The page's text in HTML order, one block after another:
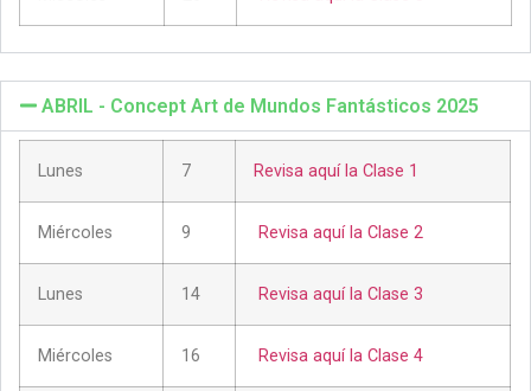
ABRIL - Concept Art de Mundos Fantásticos 2025
Lunes 7 Revisa aquí la Clase 1
Miércoles 9 Revisa aquí la Clase 2
Lunes 14 Revisa aquí la Clase 3
Miércoles 16 Revisa aquí la Clase 4